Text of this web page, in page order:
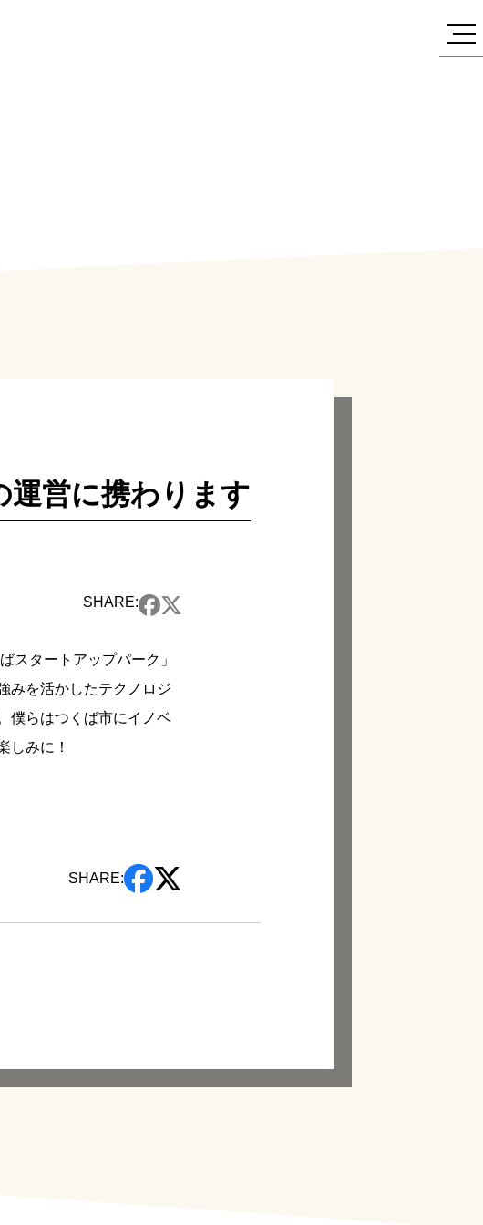
運営に携わります
SHARE:
スタートアップパーク」
みを活かしたテクノロジ
僕らはつくば市にイノベ
しみに！
SHARE: